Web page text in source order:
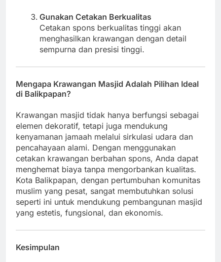
Gunakan Cetakan Berkualitas
Cetakan spons berkualitas tinggi akan
menghasilkan krawangan dengan detail
sempurna dan presisi tinggi.
Mengapa Krawangan Masjid Adalah Pilihan Ideal
di Balikpapan?
Krawangan masjid tidak hanya berfungsi sebagai
elemen dekoratif, tetapi juga mendukung
kenyamanan jamaah melalui sirkulasi udara dan
pencahayaan alami. Dengan menggunakan
cetakan krawangan berbahan spons, Anda dapat
menghemat biaya tanpa mengorbankan kualitas.
Kota Balikpapan, dengan pertumbuhan komunitas
muslim yang pesat, sangat membutuhkan solusi
seperti ini untuk mendukung pembangunan masjid
yang estetis, fungsional, dan ekonomis.
Kesimpulan